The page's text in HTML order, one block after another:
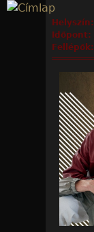
Helyszín:
Időpont:
Fellépők: